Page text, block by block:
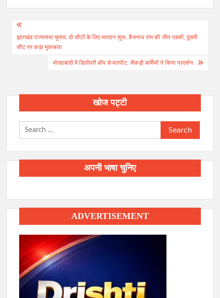
Post
navigation
झारखंड राज्यसभा चुनाव: दो सीटों के लिए मतदान शुरू, बैजनाथ राम की जीत पक्की, दूसरी
सीट पर कड़ा मुकाबला
मोरहाबादी में डिलीवरी बॉय से मारपीट, सैकड़ों कर्मियों ने किया प्रदर्शन
खोज पट्टी
Search
for:
अपनी भाषा चुनिए
ADVERTISEMENT